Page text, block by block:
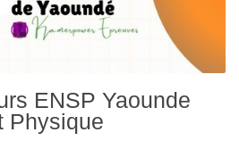
ENSP Yaounde
Physique